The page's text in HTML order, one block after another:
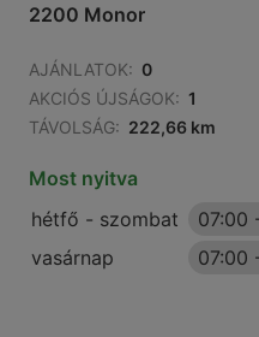
2200 Monor
AJÁNLATOK: 0
AKCIÓS ÚJSÁGOK: 1
TÁVOLSÁG: 222,66 km
Most nyitva
hétfő - szombat
07:00
vasárnap
07:00